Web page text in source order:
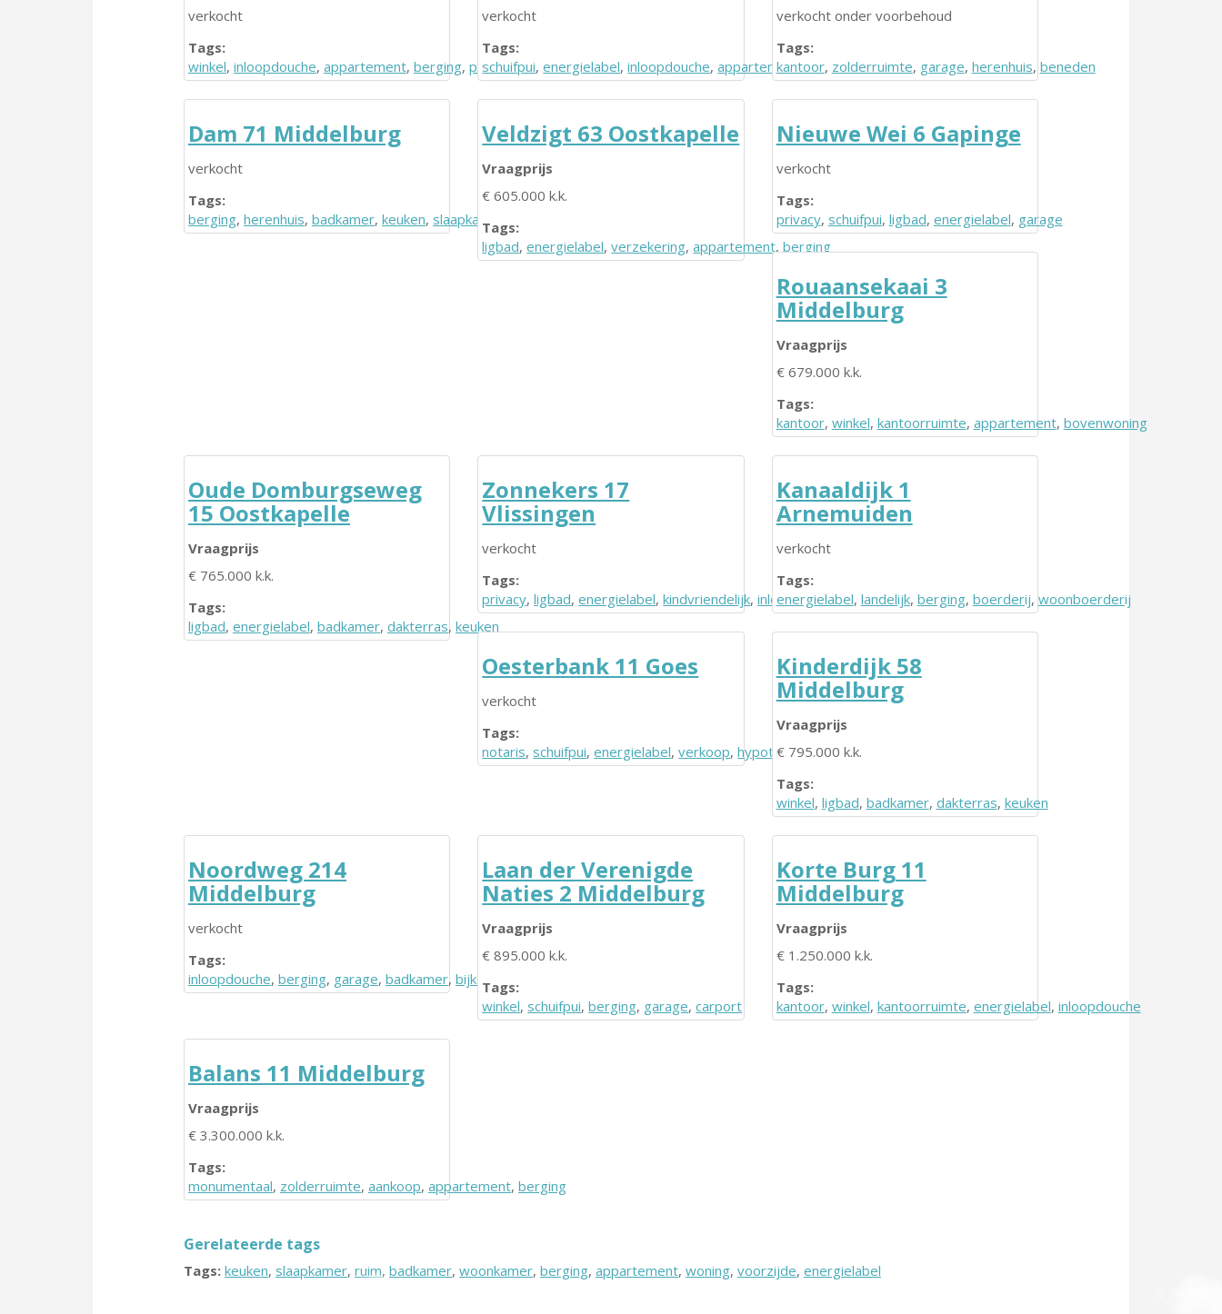
verkocht
Tags:
winkel, inloopdouche, appartement, berging, parkeerplaats
verkocht
Tags:
schuifpui,energielabel,inloopdouche,appartement,berging
verkocht onder voorbehoud
Tags:
kantoor, zolderruimte, garage, herenhuis, beneden
Dam 71 Middelburg
verkocht
Tags:
berging, herenhuis, badkamer, keuken, slaapkamer
Veldzigt 63 Oostkapelle
Vraagprijs
€ 605.000 k.k.
Tags:
ligbad,energielabel,verzekering,appartement,berging
Nieuwe Wei 6 Gapinge
verkocht
Tags:
privacy, schuifpui, ligbad, energielabel, garage
Rouaansekaai 3
Middelburg
Vraagprijs
€ 679.000 k.k.
Tags:
kantoor, winkel, kantoorruimte, appartement, bovenwoning
Oude Domburgseweg
15 Oostkapelle
Vraagprijs
€ 765.000 k.k.
Tags:
ligbad, energielabel, badkamer, dakterras, keuken
Zonnekers 17
Vlissingen
verkocht
Tags:
privacy,ligbad,energielabel,kindvriendelijk,inloopdouche
Kanaaldijk 1
Arnemuiden
verkocht
Tags:
energielabel, landelijk, berging, boerderij, woonboerderij
Oesterbank 11 Goes
verkocht
Tags:
notaris, schuifpui,energielabel,verkoop,hypotheek
Kinderdijk 58
Middelburg
Vraagprijs
€ 795.000 k.k.
Tags:
winkel, ligbad, badkamer, dakterras, keuken
Noordweg 214
Middelburg
verkocht
Tags:
inloopdouche, berging, garage, badkamer, bijkeuken
Laan der Verenigde
Naties 2 Middelburg
Vraagprijs
€ 895.000 k.k.
Tags:
winkel, schuifpui,berging, garage,carport
Korte Burg 11
Middelburg
Vraagprijs
€ 1.250.000 k.k.
Tags:
kantoor, winkel, kantoorruimte, energielabel, inloopdouche
Balans 11 Middelburg
Vraagprijs
€ 3.300.000 k.k.
Tags:
monumentaal, zolderruimte, aankoop, appartement, berging
Gerelateerde tags
Tags: keuken, slaapkamer, ruim, badkamer, woonkamer, berging, appartement, woning, voorzijde, energielabel